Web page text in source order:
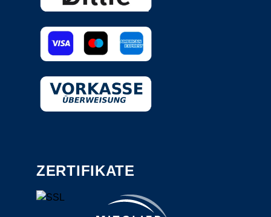
ZERTIFIKATE